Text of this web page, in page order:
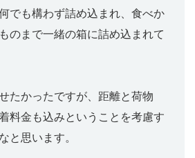
でも構わず詰め込まれ、食べか
のまで一緒の箱に詰め込まれて
たかったですが、距離と荷物
料金も込みということを考慮す
と思います。